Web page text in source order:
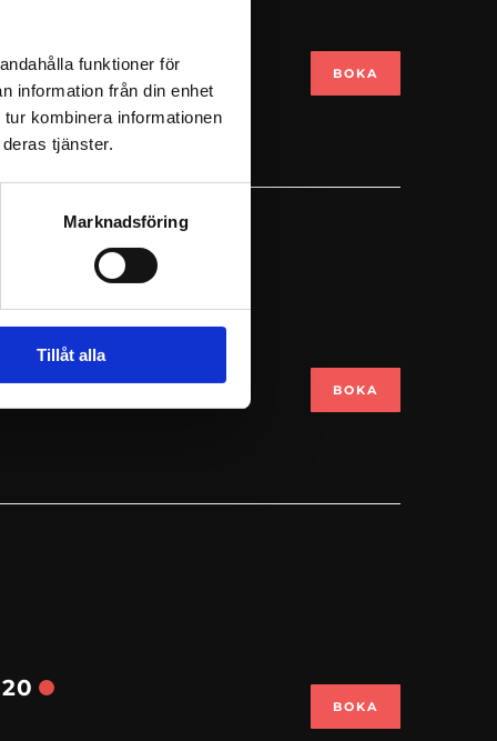
funktioner för
information från din enhet
kombinera informationen
tjänster.
Marknadsföring
Tillåt alla
28
BOKA
BOKA
BOKA